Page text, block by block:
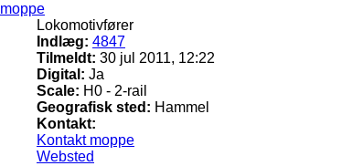
moppe
Lokomotivfører
Indlæg: 4847
Tilmeldt: 30 jul 2011, 12:22
Digital: Ja
Scale: H0 - 2-rail
Geografisk sted: Hammel
Kontakt:
Kontakt moppe
Websted